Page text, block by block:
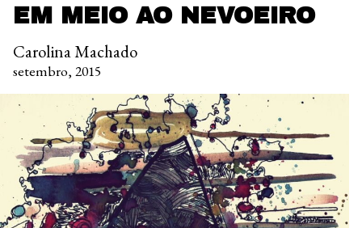
EM MEIO AO NEVOEIRO
Carolina Machado
setembro, 2015